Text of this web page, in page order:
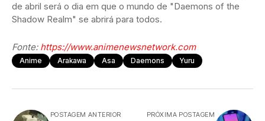
de abril será o dia em que o mundo de "Daemons of the
Shadow Realm" se abrirá para todos.
Fonte: https://www.animenewsnetwork.com
Anime Arakawa Asa Daemons Yuru
POSTAGEM ANTERIOR PRÓXIMA POSTAGEM